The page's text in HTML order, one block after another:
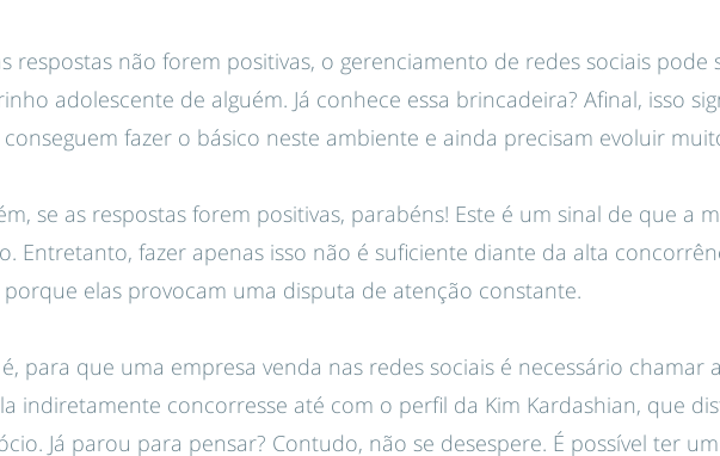
respostas não forem positivas, o gerenciamento de redes sociais pode
adolescente de alguém. Já conhece essa brincadeira? Afinal, isso
fazer o básico neste ambiente e ainda precisam evoluir
se as respostas forem positivas, parabéns! Este é um sinal de que a
Entretanto, fazer apenas isso não é suficiente diante da alta
porque elas provocam uma disputa de atenção constante.
para que uma empresa venda nas redes sociais é necessário chamar
indiretamente concorresse até com o perfil da Kim Kardashian, que
Já parou para pensar? Contudo, não se desespere. É possível ter